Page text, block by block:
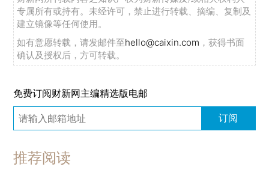
专属所有或持有。未经许可，禁止进行转载、摘编、复制及
建立镜像等任何使用。
如有意愿转载，请发邮件至hello@caixin.com ，获得书面
确认及授权后，方可转载。
免费订阅财新网主编精选版电邮
订阅
推荐阅读